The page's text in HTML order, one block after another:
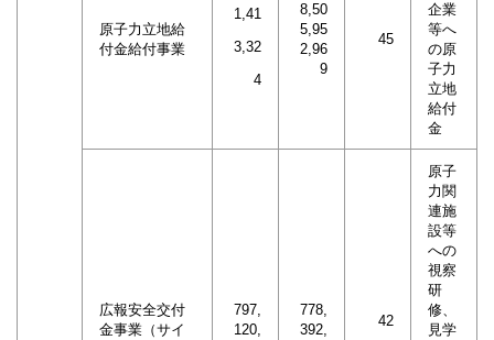
原子力立地給
付金給付事業
1,41
3,32
4
8,50
5,95
2,96
9
45
企業
等へ
の原
子力
立地
給付
金
広報安全交付
金事業（サイ
797,
120,
778,
392,
42
原子
力関
連施
設等
への
視察
研
修、
見学